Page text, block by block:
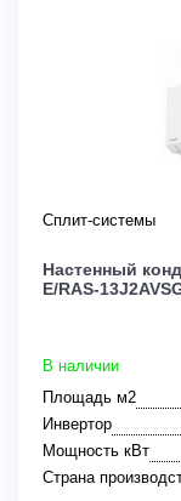
Сплит-системы
Настенный
E/RAS-
В наличии
Площадь м2
Инвертор
Мощность кВт
Страна